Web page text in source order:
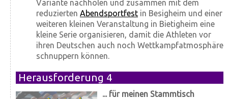
Variante nach­holen und zusammen mit dem
reduzierten Abendsportfest in Besigheim und einer
weiteren kleinen Veranstaltung in Bietigheim eine
kleine Serie organisieren, damit die Athleten vor
ihren Deutschen auch noch Wettkampf­atmosphäre
schnuppern können.
Herausforderung 4
... für meinen Stammtisch